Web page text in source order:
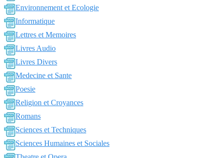
Environnement et Ecologie
Informatique
Lettres et Memoires
Livres Audio
Livres Divers
Medecine et Sante
Poesie
Religion et Croyances
Romans
Sciences et Techniques
Sciences Humaines et Sociales